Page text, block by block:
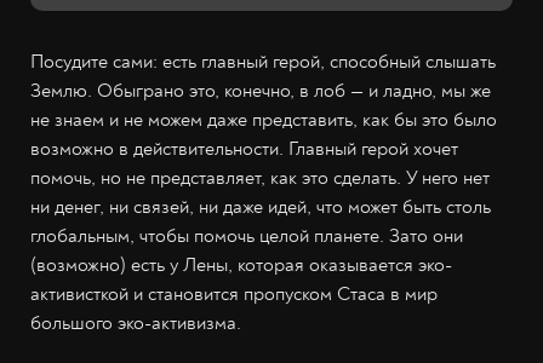
Посудите сами: есть главный герой, способный слышать
Землю. Обыграно это, конечно, в лоб — и ладно, мы же
не знаем и не можем даже представить, как бы это было
возможно в действительности. Главный герой хочет
помочь, но не представляет, как это сделать. У него нет
ни денег, ни связей, ни даже идей, что может быть столь
глобальным, чтобы помочь целой планете. Зато они
(возможно) есть у Лены, которая оказывается эко-
активисткой и становится пропуском Стаса в мир
большого эко-активизма.